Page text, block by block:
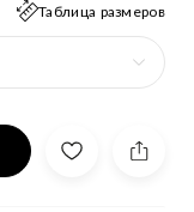
Таблица размеров